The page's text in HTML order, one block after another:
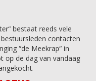
bestaat reeds vele
contacten
“de Meekrap” in
op de dag van vandaag